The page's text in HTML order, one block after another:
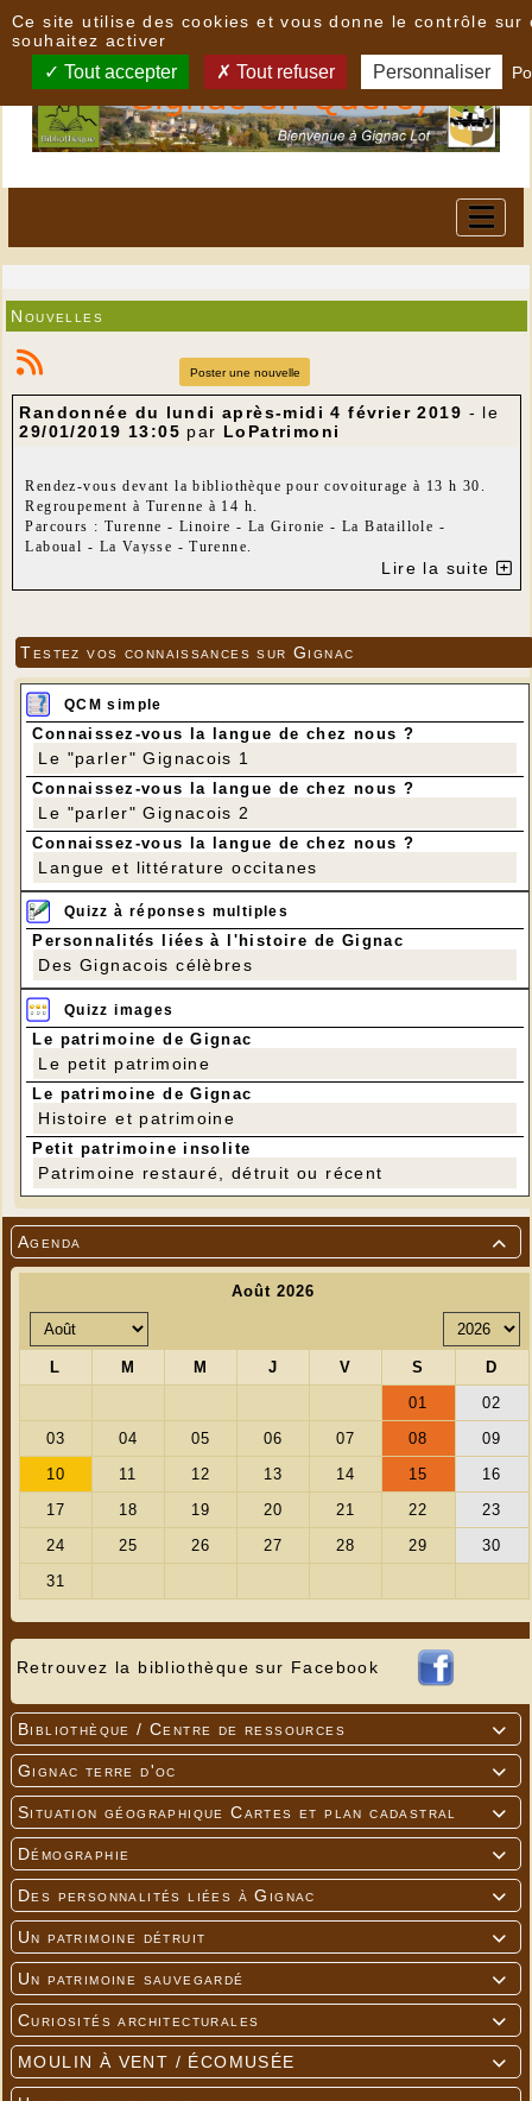

Agenda
Retrouvez la bibliothèque sur Facebook

Bibliothèque / Centre de ressources

Gignac terre d'oc

Situation géographique Cartes et plan cadastral

Démographie

Des personnalités liées à Gignac

Un patrimoine détruit

Un patrimoine sauvegardé

Curiosités architecturales

MOULIN À VENT / ÉCOMUSÉE
Nouvelles
Poster une nouvelle
Randonnée du lundi après-midi 4 février 2019 - le
29/01/2019 13:05 par LoPatrimoni
Rendez-vous devant la bibliothèque pour covoiturage à 13 h 30.
Regroupement à Turenne à 14 h.
Parcours : Turenne - Linoire - La Gironie - La Bataillole -
Laboual - La Vaysse - Turenne.
Dénivelé positif 140 m
Lire la suite
Testez vos connaissances sur Gignac
QCM simple
Connaissez-vous la langue de chez nous ?
Le "parler" Gignacois 1
Connaissez-vous la langue de chez nous ?
Le "parler" Gignacois 2
Connaissez-vous la langue de chez nous ?
Langue et littérature occitanes
Quizz à réponses multiples
Personnalités liées à l'histoire de Gignac
Des Gignacois célèbres
Quizz images
Le patrimoine de Gignac
Le petit patrimoine
Le patrimoine de Gignac
Histoire et patrimoine
Petit patrimoine insolite
Patrimoine restauré, détruit ou récent
Ce site utilise des cookies et vous donne le contrôle sur
souhaitez activer
Tout accepter Tout refuser Personnaliser